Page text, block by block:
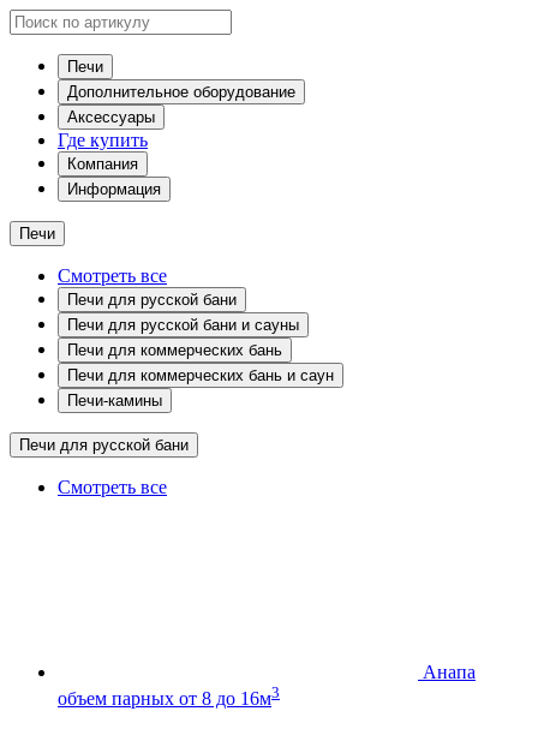
Печи
Дополнительное оборудование
Аксессуары
Где купить
Компания
Информация
Печи
Смотреть все
Печи для русской бани
Печи для русской бани и сауны
Печи для коммерческих бань
Печи для коммерческих бань и саун
Печи-камины
Печи для русской бани
Смотреть все
Анапа
объем парных от 8 до 16м3